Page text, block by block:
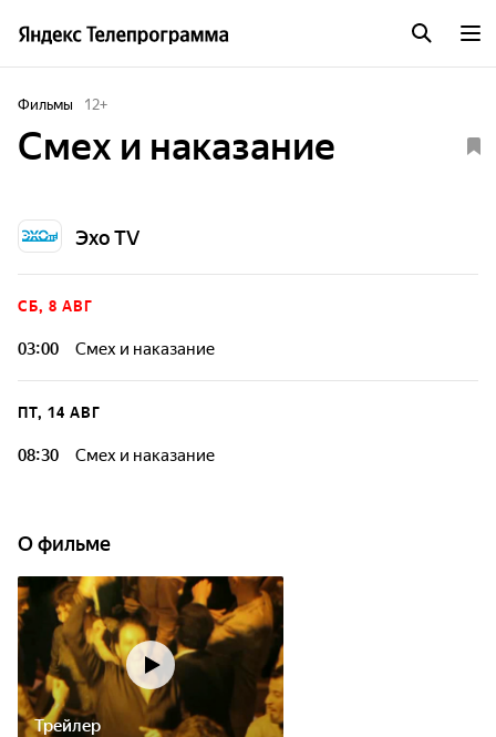
Фильмы 12+
Смех и наказание
Эхо TV
СБ, 8 АВГ
03:00 Смех и наказание
ПТ, 14 АВГ
08:30 Смех и наказание
О фильме
Трейлер